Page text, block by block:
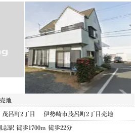
売地
茂呂町2丁目 伊勢崎市茂呂町2丁目売地
駅 徒歩1700m 徒歩22分